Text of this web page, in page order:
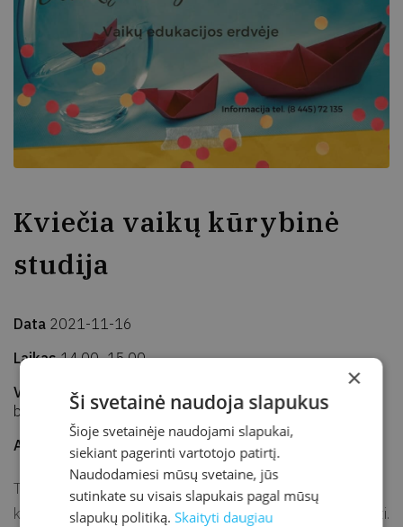
Kviečia vaikų kūrybinė
studija
Data 2021-11-16
Laikas14.00–15.00
Vieta
Kretingos rajono savivaldybės M. Valančiaus viešoji
biblioteka, Vaikų edukacijos erdvė
Adresas J. K. Chodkevičiaus g. 1B, Kretinga
Trečiąjį lapkričio antradienį vyks vaikų kūrybinė studija –
kūrybinė erdvė, skirta vaikams ieškoti, atrasti, pažinti, tyrinėti.
×
Ši svetainė naudoja slapukus
Šioje svetainėje naudojami slapukai,
siekiant pagerinti vartotojo patirtį.
Naudodamiesi mūsų svetaine, jūs
sutinkate su visais slapukais pagal mūsų
slapukų politiką.Skaityti daugiau